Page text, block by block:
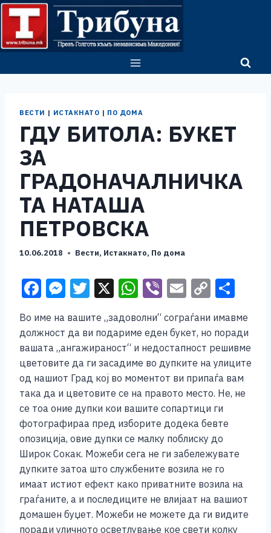
Skip
content
ВЕСТИ | ИСТАКНАТО | ПО ДОМА
ГДУ БИТОЛА: БУКЕТ
ЗА
ГРАДОНАЧАЛНИЧКА
ТА НАТАША
ПЕТРОВСКА
10.06.2018 Вести, Истакнато, По дома
F
c
e
b
o
o
k
M
ss
e
n
g
er
T
tt
er
X W
at
s
A
p
p
Vi
er
E
m
ai
l
C
p
y
Li
n
k
ar
e
Во име на вашите „задоволни“ сограѓани имавме
должност да ви подариме еден букет, но поради
вашата „ангажираност“ и недостапност решивме
цветовите да ги засадиме во дупките на улиците
од нашиот Град кој во моментот ви припаѓа вам
така да и цветовите се на правото место. Не, не
се тоа оние дупки кои вашите сопартици ги
фотографираа пред изборите додека бевте
опозиција, овие дупки се малку поблиску до
Широк Сокак. Можеби сега не ги забележувате
дупките затоа што службените возила не го
имаат истиот ефект како приватните возила на
граѓаните, а и последиците не влијаат на вашиот
домашен буџет. Можеби не можете да ги видите
поради уличното осветлување кое свети колку